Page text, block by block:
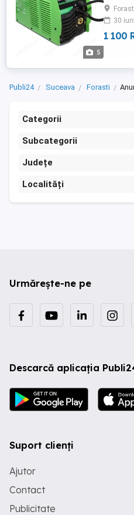
5
: inox,
- pachet
, masca
30
1 100
Publi24 Suceava Forasti
Categorii
Subcategorii
Județe
Localități
Urmărește-ne pe
Descarcă aplicația
Suport clienți
Ajutor
Contact
Publicitate